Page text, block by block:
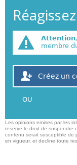
Attention
membre
Créez un
OU
Les opinions emises par les
reserve le droit de suspendre
contenu serait susceptible de
en vigueur, et decline toute